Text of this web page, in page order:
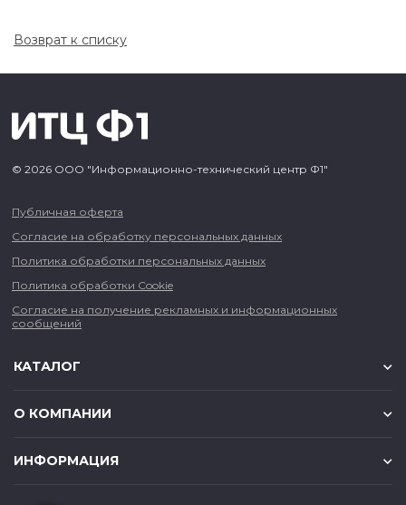
Возврат к списку
© 2026 ООО "Информационно-технический центр Ф1"
Публичная оферта
Согласие на обработку персональных данных
Политика обработки персональных данных
Политика обработки Cookie
Согласие на получение рекламных и информационных
сообщений
КАТАЛОГ
О КОМПАНИИ
ИНФОРМАЦИЯ